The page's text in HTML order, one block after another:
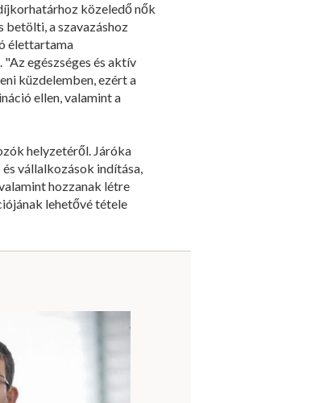
közeledő nők
betölti, a szavazáshoz
élettartama
egészséges és aktív
küzdelemben, ezért a
ellen, valamint a
helyzetéről. Járóka
vállalkozások indítása,
hozzanak létre
lehetővé tétele